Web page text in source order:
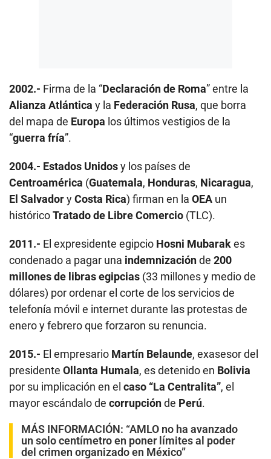
2002.- Firma de la “Declaración de Roma” entre la
Alianza Atlántica y la Federación Rusa, que borra
del mapa de Europa los últimos vestigios de la
“guerra fría”.
2004.- Estados Unidosy los países de
Centroamérica (Guatemala, Honduras, Nicaragua,
El SalvadoryCosta Rica) firman en la OEA un
históricoTratado de Libre Comercio (TLC).
2011.- El expresidente egipcio Hosni Mubarakes
condenado a pagar una indemnizaciónde 200
millones de libras egipcias (33 millones y medio de
dólares) por ordenar el corte de los servicios de
telefonía móvil e internet durante las protestas de
enero y febrero que forzaron su renuncia.
2015.- El empresario Martín Belaunde, exasesor del
presidente Ollanta Humala, es detenido en Bolivia
por su implicación en el caso “La Centralita”, el
mayor escándalo de corrupciónde Perú.
MÁS INFORMACIÓN: “AMLO no ha avanzado
un solo centímetro en poner límites al poder
del crimen organizado en México”